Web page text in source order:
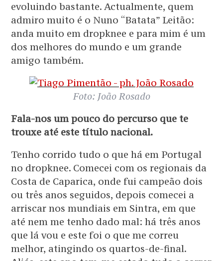
evoluindo bastante. Actualmente, quem
admiro muito é o Nuno “Batata” Leitão:
anda muito em dropknee e para mim é um
dos melhores do mundo e um grande
amigo também.
Foto: João Rosado
Fala-nos um pouco do percurso que te
trouxe até este título nacional.
Tenho corrido tudo o que há em Portugal
no dropknee. Comecei com os regionais da
Costa de Caparica, onde fui campeão dois
ou três anos seguidos, depois comecei a
arriscar nos mundiais em Sintra, em que
até nem me tenho dado mal: há três anos
que lá vou e este foi o que me correu
melhor, atingindo os quartos-de-final.